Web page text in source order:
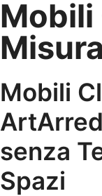
Vai
al
contenuto
Mobili
Misura
Mobili
senza
Spazi